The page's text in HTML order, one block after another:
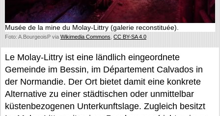
Musée de la mine du Molay-Littry (galerie reconstituée).
Foto: A.BourgeoisP via Wikimedia Commons CC BY-SA 4.0
Le Molay-Littry ist eine ländlich eingeordnete
Gemeinde im Bessin, im Département Calvados in
der Normandie. Der Ort bietet damit eine konkrete
Alternative zu einer städtischen oder unmittelbar
küstenbezogenen Unterkunftslage. Zugleich besitzt